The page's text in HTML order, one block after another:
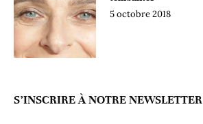
5 octobre 2018
S’INSCRIRE À NOTRE NEWSLETTER